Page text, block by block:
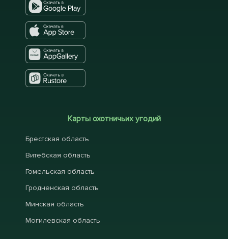
Карты охотничьих угодий
Брестская область
Витебская область
Гомельская область
Гродненская область
Минская область
Могилевская область